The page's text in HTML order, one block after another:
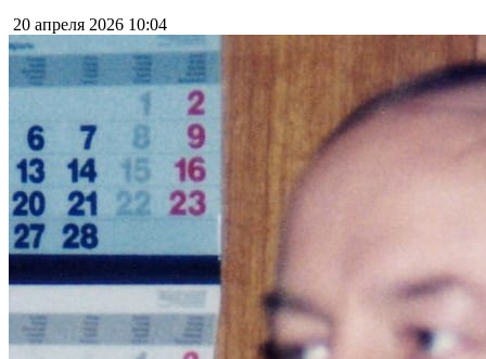
20 апреля 2026 10:04